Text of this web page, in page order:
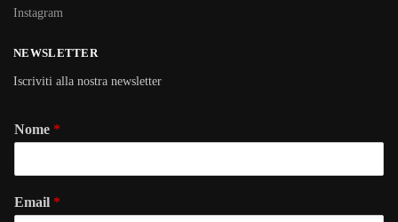
Instagram
NEWSLETTER
Iscriviti alla nostra newsletter
Nome *
Email *